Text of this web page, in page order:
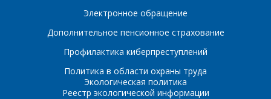
Электронное обращение
Дополнительное пенсионное страхование
Профилактика киберпреступлений
Политика в области охраны труда
Экологическая политика
Реестр экологической информации
- обязательные
поля
*- обязательные